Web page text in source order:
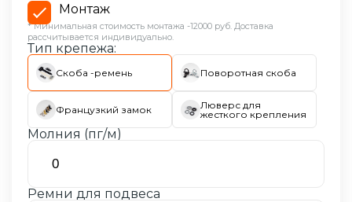
Монтаж
* Минимальная стоимость монтажа -12000 руб. Доставка
рассчитывается индивидуально.
Тип крепежа:
Скоба -ремень Поворотная скоба
Французкий замок
Люверс для
жесткого крепления
Молния (пг/м)
Ремни для подвеса